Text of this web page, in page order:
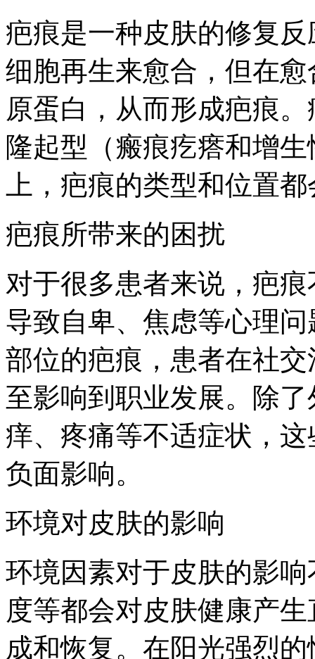
疤痕是一种皮肤的修复
细胞再生来愈合，但在
原蛋白，从而形成疤痕
隆起型（瘢痕疙瘩和增
上，疤痕的类型和位置
疤痕所带来的困扰
对于很多患者来说，疤
导致自卑、焦虑等心理
部位的疤痕，患者在社
至影响到职业发展。除
痒、疼痛等不适症状，
负面影响。
环境对皮肤的影响
环境因素对于皮肤的影
度等都会对皮肤健康产
成和恢复。在阳光强烈